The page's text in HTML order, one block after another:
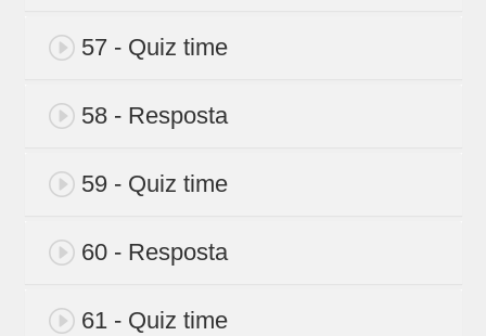
57 - Quiz time
58 - Resposta
59 - Quiz time
60 - Resposta
61 - Quiz time